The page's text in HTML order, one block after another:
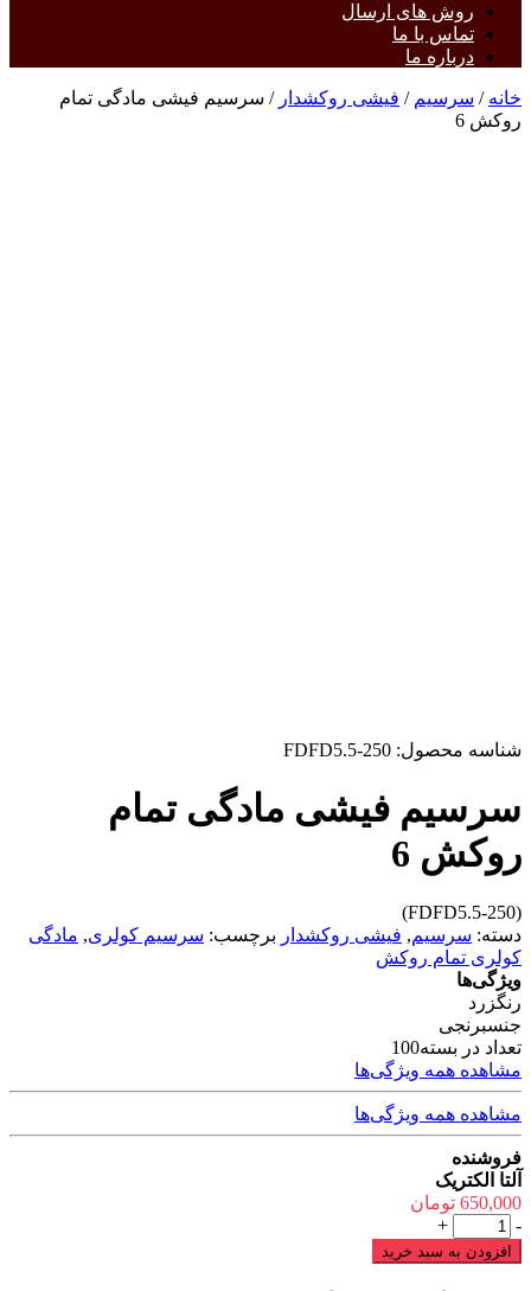
روش های ارسال
تماس با ما
درباره ما
خانه / سرسیم / فیشی روکشدار / سرسیم فیشی مادگی تمام
روکش 6
شناسه محصول: FDFD5.5-250
سرسیم فیشی مادگی تمام
روکش 6
(FDFD5.5-250)
دسته: سرسیم, فیشی روکشدار برچسب: سرسیم کولری, مادگی
کولری تمام روکش
ویژگی‌ها
رنگزرد
جنسبرنجی
تعداد در بسته100
مشاهده همه ویژگی‌ها
مشاهده همه ویژگی‌ها
فروشنده
آلتا الکتریک
650,000 تومان
سرسیم
فیشی
مادگی
-
+
افزودن به سبد خرید